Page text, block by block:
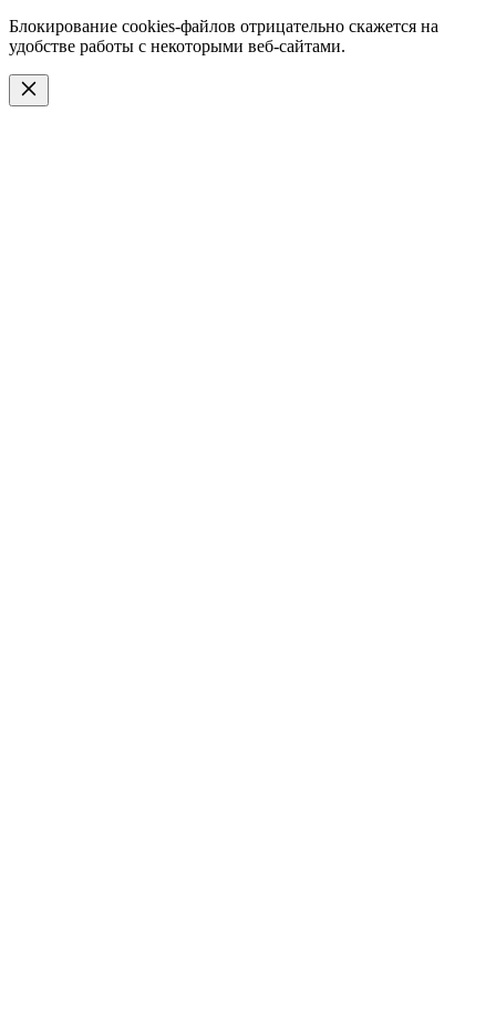
Блокирование cookies-файлов отрицательно скажется на
удобстве работы с некоторыми веб-сайтами.